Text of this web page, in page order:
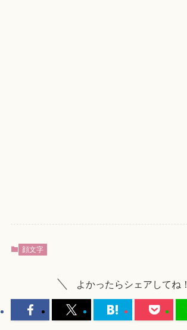
顔文字
よかったらシェアしてね！